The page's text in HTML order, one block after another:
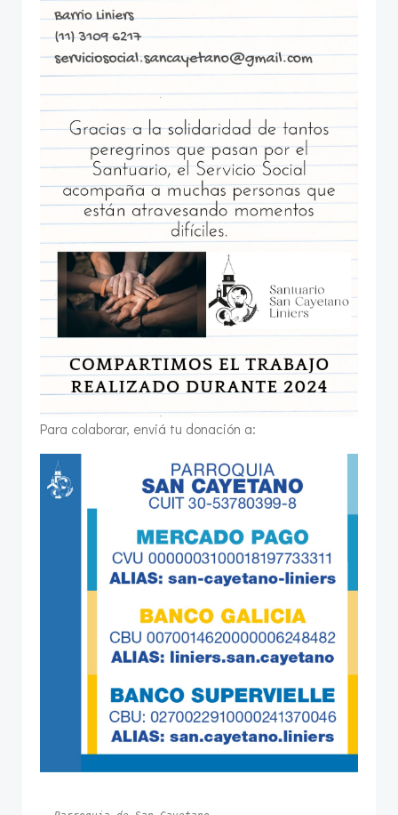
Para colaborar, enviá tu donación a: